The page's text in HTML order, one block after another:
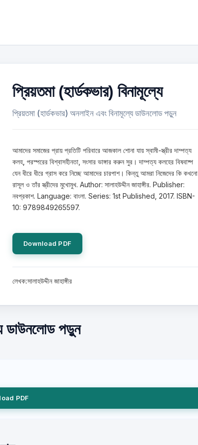
প্রিয়তমা (হার্ডকভার) বিনামূল্যে
প্রিয়তমা (হার্ডকভার) অনলাইন এবং বিনামূল্যে ডাউনলোড পড়ুন
আমাদের সমাজের প্রায় প্রতিটি পরিবারে আজকাল শোনা যায় স্বামী-স্ত্রীর দাম্পত্য
কলহ, পরস্পরের বিশ্বাসহীনতা, সংসার ভাঙ্গার করুন সুর। দাম্পত্য কলহের বিষবাষ্প
যেন ধীরে ধীরে গ্রাস করে নিচ্ছে আমাদের চারপাশ। কিন্তু আমরা নিজেদের কি কখনো
রাসূল ও তাঁর স্ত্রীদের মুখোমুখ. Author: সালাহউদ্দীন জাহাঙ্গীর. Publisher:
নবপ্রকাশ. Language: বাংলা. Series: 1st Published, 2017. ISBN-
10: 9789849265597.
Download PDF
লেখক:সালাহউদ্দীন জাহাঙ্গীর
ডাউনলোড পড়ুন
PDF